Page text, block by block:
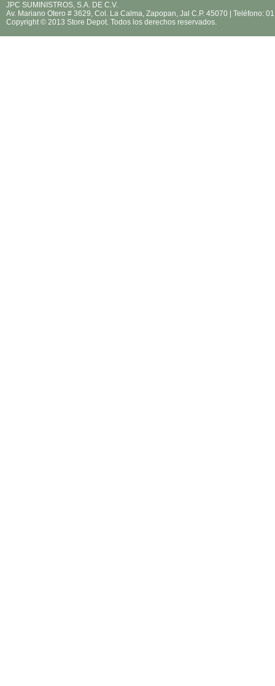
JPC SUMINISTROS, S.A. DE C.V.
Av. Mariano Otero # 3629, Col. La Calma, Zapopan, Jal C.P. 45070 | Teléfono:
Copyright © 2013 Store Depot. Todos los derechos reservados.